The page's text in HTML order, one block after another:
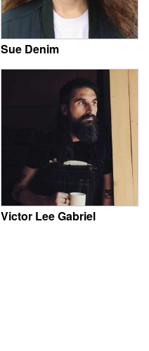
Sue Denim
Victor Lee Gabriel